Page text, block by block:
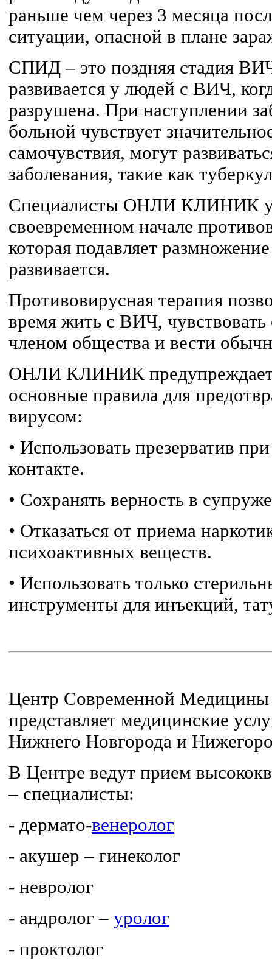
раньше чем через 3 месяца
ситуации, опасной в плане
СПИД – это поздняя стадия
развивается у людей с ВИЧ,
разрушена. При наступлении
больной чувствует
самочувствия, могут
заболевания, такие как
Специалисты ОНЛИ КЛИНИК
своевременном начале
которая подавляет
развивается.
Противовирусная терапия
время жить с ВИЧ,
членом общества и вести
ОНЛИ КЛИНИК предупреждает,
основные правила для
вирусом:
• Использовать презерватив
контакте.
• Сохранять верность в
• Отказаться от приема
психоактивных веществ.
• Использовать только
инструменты для инъекций,
Центр Современной
представляет медицинские
Нижнего Новгорода и
В Центре ведут прием
– специалисты:
- дермато-венеролог
- акушер – гинеколог
- невролог
- андролог – уролог
- проктолог